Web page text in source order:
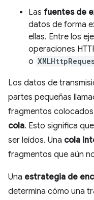
Las fuentes de
datos de forma
ellas. Entre los
operaciones
o
Los datos de
partes pequeñas
fragmentos
cola. Esto significa
ser leídos. Una cola
fragmentos que aún
Una estrategia de
determina cómo una